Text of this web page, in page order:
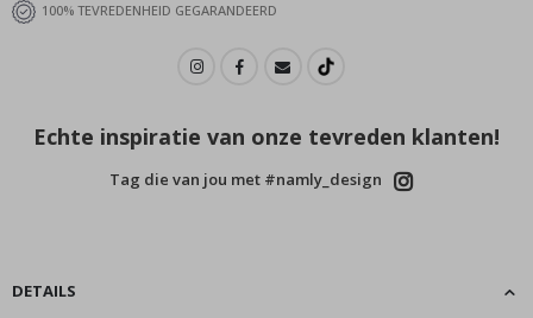
100% TEVREDENHEID GEGARANDEERD
Echte inspiratie van onze tevreden klanten!
Tag die van jou met #namly_design
DETAILS